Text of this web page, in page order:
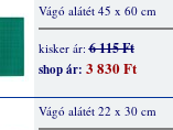
Vágó alátét 45 x 60 cm
kisker ár:6 115 Ft
shop ár: 3 830 Ft
Vágó alátét 22 x 30 cm